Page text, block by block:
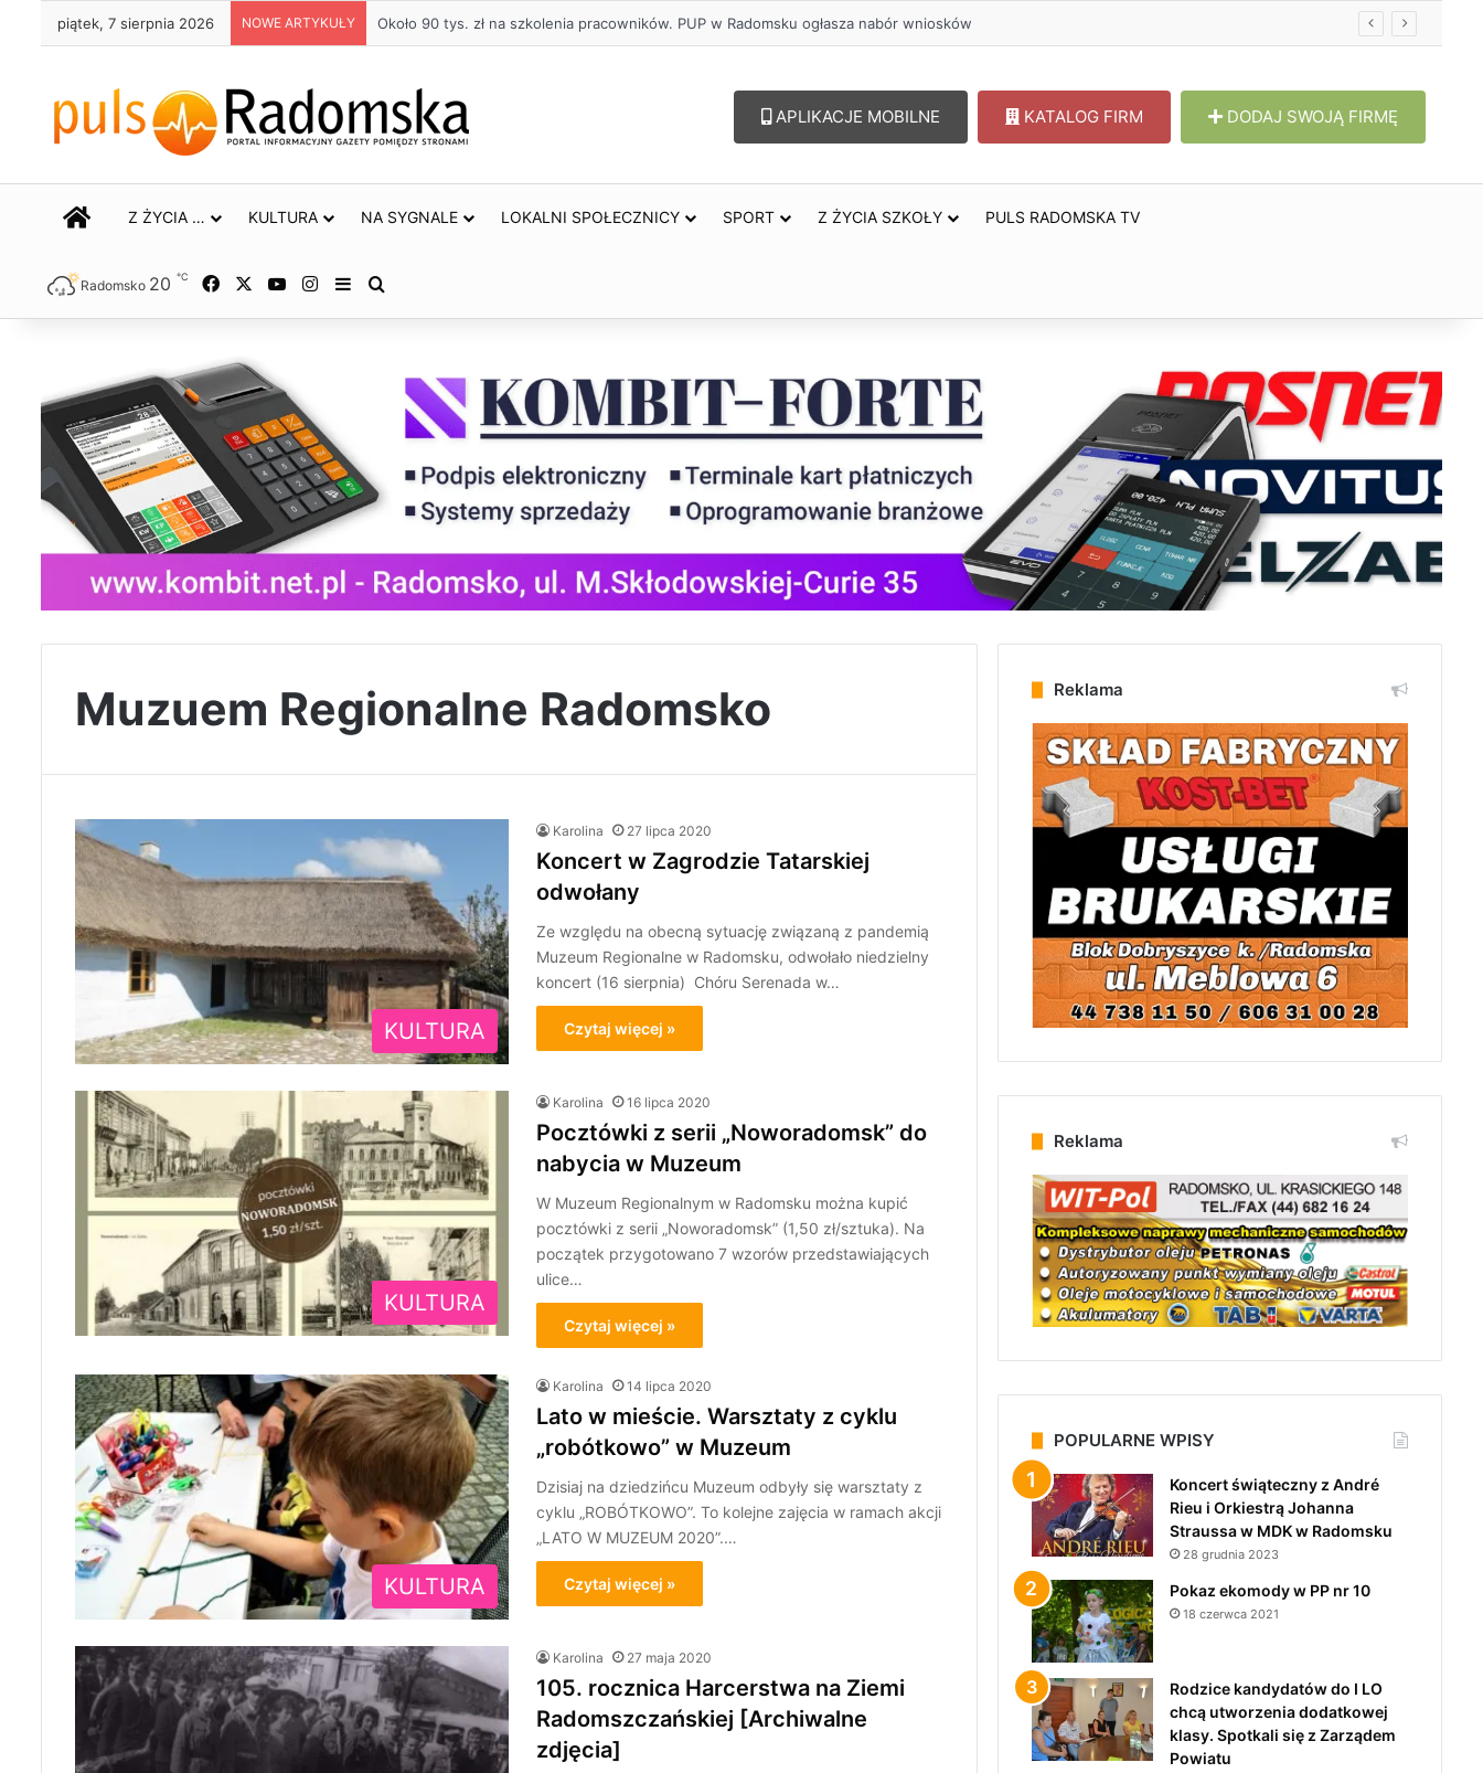
piątek, 7 sierpnia 2026 NOWE ARTYKUŁY Około 90 tys. zł na szkolenia pracowników. PUP w Radomsku ogłasza nabór wniosków
APLIKACJE MOBILNE KATALOG FIRM DODAJ SWOJĄ FIRMĘ
STRONA GŁÓWNA
Z ŻYCIA … KULTURA NA SYGNALE LOKALNI SPOŁECZNICY SPORT Z ŻYCIA SZKOŁY PULS RADOMSKA TV
Radomsko 20 ℃ Facebook YouTubeInstagram
Sidebar
Muzuem Regionalne Radomsko
KULTURA
Karolina 27 lipca 2020
Koncert w Zagrodzie Tatarskiej
odwołany
Ze względu na obecną sytuację związaną z pandemią
Muzeum Regionalne w Radomsku, odwołało niedzielny
koncert (16 sierpnia) Chóru Serenada w…
Czytaj więcej »
KULTURA
Karolina 16 lipca 2020
Pocztówki z serii „Noworadomsk” do
nabycia w Muzeum
W Muzeum Regionalnym w Radomsku można kupić
pocztówki z serii „Noworadomsk” (1,50 zł/sztuka). Na
początek przygotowano 7 wzorów przedstawiających
ulice…
Czytaj więcej »
KULTURA
Karolina 14 lipca 2020
Lato w mieście. Warsztaty z cyklu
„robótkowo” w Muzeum
Dzisiaj na dziedzińcu Muzeum odbyły się warsztaty z
cyklu „ROBÓTKOWO”. To kolejne zajęcia w ramach akcji
„LATO W MUZEUM 2020”.…
Czytaj więcej »
Karolina 27 maja 2020
105. rocznica Harcerstwa na Ziemi
Radomszczańskiej [Archiwalne
zdjęcia]
Reklama
Reklama
POPULARNE WPISY
Koncert świąteczny z André
Rieu i Orkiestrą Johanna
Straussa w MDK w Radomsku
28 grudnia 2023
Pokaz ekomody w PP nr 10
18 czerwca 2021
Rodzice kandydatów do I LO
chcą utworzenia dodatkowej
klasy. Spotkali się z Zarządem
Powiatu